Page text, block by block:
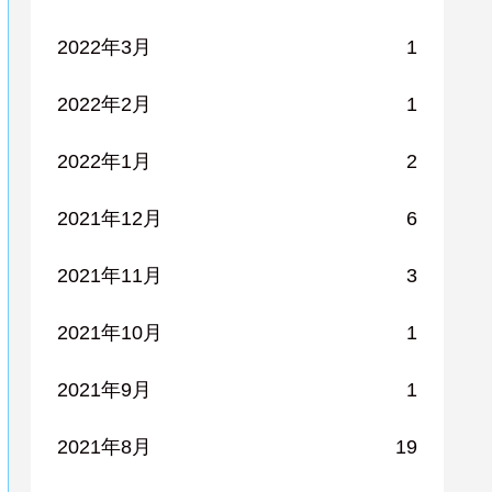
2022年3月 1
2022年2月 1
2022年1月 2
2021年12月 6
2021年11月 3
2021年10月 1
2021年9月 1
2021年8月 19